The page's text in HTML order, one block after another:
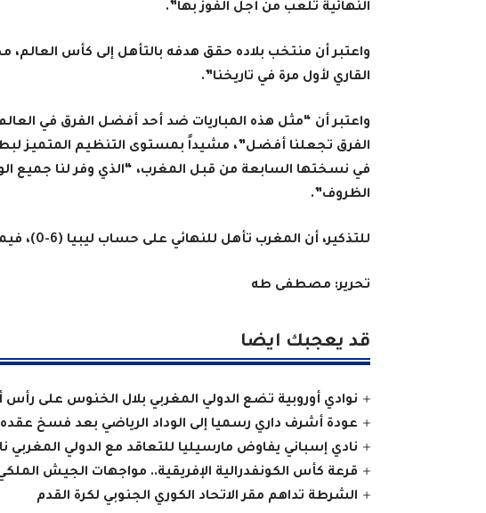
النهائية تُلعب من أجل الفوز بها”.
واعتبر أن منتخب بلاده حقق هدفه بالتأهل إلى كأس العالم،
القاري لأول مرة في تاريخنا”.
واعتبر أن “مثل هذه المباريات ضد أحد أفضل الفرق في
الفرق تجعلنا أفضل”، مشيداً بمستوى التنظيم المتميز
في نسختها السابعة من قبل المغرب، “الذي وفر لنا جميع
الظروف”.
للتذكير، أن المغرب تأهل للنهائي على حساب ليبيا (6-0)، فيما تغلبت أنغولا على مصر (7-3).
تحرير: مصطفى طه
قد يعجبك ايضا
نوادي أوروبية تضع الدولي المغربي بلال الخنوس على رأس
عودة أشرف داري رسميا إلى الوداد الرياضي بعد فسخ عقده
نادي إسباني يفاوض مارسيليا للتعاقد مع الدولي المغربي
قرعة كأس الكونفدرالية الإفريقية.. مواجهات الجيش الملكي
الشرطة تداهم مقر الاتحاد الكوري الجنوبي لكرة القدم